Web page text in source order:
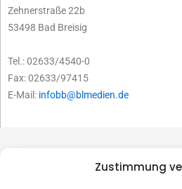
Zustimmung
Zehnerstraße 22b
53498 Bad Breisig
Tel.: 02633/4540-0
Fax: 02633/97415
E-Mail: infobb@blmedien.de